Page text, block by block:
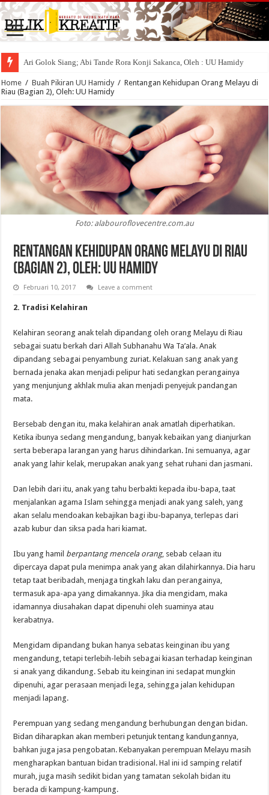
Ari Golok Siang; Abi Tande Rora Konji Sakanca, Oleh : UU Hamidy
Home / Buah Pikiran UU Hamidy / Rentangan Kehidupan Orang Melayu di
Riau (Bagian 2), Oleh: UU Hamidy
Foto: alabouroflovecentre.com.au
Rentangan Kehidupan Orang Melayu di Riau
(Bagian 2), Oleh: UU Hamidy
Februari 10, 2017 Leave a comment
2. Tradisi Kelahiran
Kelahiran seorang anak telah dipandang oleh orang Melayu di Riau
sebagai suatu berkah dari Allah Subhanahu Wa Ta’ala. Anak
dipandang sebagai penyambung zuriat. Kelakuan sang anak yang
bernada jenaka akan menjadi pelipur hati sedangkan perangainya
yang menjunjung akhlak mulia akan menjadi penyejuk pandangan
mata.
Bersebab dengan itu, maka kelahiran anak amatlah diperhatikan.
Ketika ibunya sedang mengandung, banyak kebaikan yang dianjurkan
serta beberapa larangan yang harus dihindarkan. Ini semuanya, agar
anak yang lahir kelak, merupakan anak yang sehat ruhani dan jasmani.
Dan lebih dari itu, anak yang tahu berbakti kepada ibu-bapa, taat
menjalankan agama Islam sehingga menjadi anak yang saleh, yang
akan selalu mendoakan kebajikan bagi ibu-bapanya, terlepas dari
azab kubur dan siksa pada hari kiamat.
Ibu yang hamil berpantang mencela orang, sebab celaan itu
dipercaya dapat pula menimpa anak yang akan dilahirkannya. Dia haru
tetap taat beribadah, menjaga tingkah laku dan perangainya,
termasuk apa-apa yang dimakannya. Jika dia mengidam, maka
idamannya diusahakan dapat dipenuhi oleh suaminya atau
kerabatnya.
Mengidam dipandang bukan hanya sebatas keinginan ibu yang
mengandung, tetapi terlebih-lebih sebagai kiasan terhadap keinginan
si anak yang dikandung. Sebab itu keinginan ini sedapat mungkin
dipenuhi, agar perasaan menjadi lega, sehingga jalan kehidupan
menjadi lapang.
Perempuan yang sedang mengandung berhubungan dengan bidan.
Bidan diharapkan akan memberi petunjuk tentang kandungannya,
bahkan juga jasa pengobatan. Kebanyakan perempuan Melayu masih
mengharapkan bantuan bidan tradisional. Hal ini id samping relatif
murah, juga masih sedikit bidan yang tamatan sekolah bidan itu
berada di kampung-kampung.